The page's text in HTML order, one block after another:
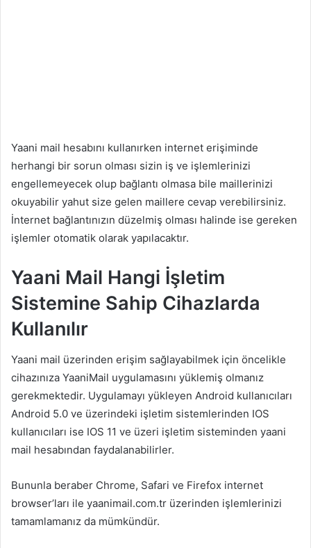
Yaani mail hesabını kullanırken internet erişiminde
herhangi bir sorun olması sizin iş ve işlemlerinizi
engellemeyecek olup bağlantı olmasa bile maillerinizi
okuyabilir yahut size gelen maillere cevap verebilirsiniz.
İnternet bağlantınızın düzelmiş olması halinde ise gereken
işlemler otomatik olarak yapılacaktır.
Yaani Mail Hangi İşletim
Sistemine Sahip Cihazlarda
Kullanılır
Yaani mail üzerinden erişim sağlayabilmek için öncelikle
cihazınıza YaaniMail uygulamasını yüklemiş olmanız
gerekmektedir. Uygulamayı yükleyen Android kullanıcıları
Android 5.0 ve üzerindeki işletim sistemlerinden IOS
kullanıcıları ise IOS 11 ve üzeri işletim sisteminden yaani
mail hesabından faydalanabilirler.
Bununla beraber Chrome, Safari ve Firefox internet
browser’ları ile yaanimail.com.tr üzerinden işlemlerinizi
tamamlamanız da mümkündür.